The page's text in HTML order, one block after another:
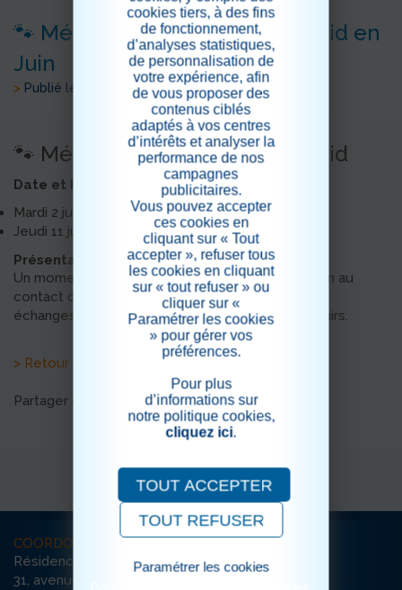
🐾 Médiation animale avec Astrid en
Juin
> Publié le 02/06/2026
🐾 Médiation animale avec Astrid
Date et horaire :
Mardi 2 juin à 14h45 (Unité Protégée)
Jeudi 11 juin à 14h45 (Unité Ouverte)
Présentation :
Un moment privilégié de partage et de stimulation au
contact des animaux, favorisant le bien-être, les
échanges, la communication et l’éveil des souvenirs.
> Retour aux actualités
Partager sur les réseaux sociaux
COORDONNÉES
Résidence Etoile du Matin
31, avenue Damilaville
cookies tiers, à des fins
de fonctionnement,
d’analyses statistiques,
de personnalisation de
votre expérience, afin
de vous proposer des
contenus ciblés
adaptés à vos centres
d’intérêts et analyser la
performance de nos
campagnes
publicitaires.
Vous pouvez accepter
ces cookies en
cliquant sur « Tout
accepter », refuser tous
les cookies en cliquant
sur « tout refuser » ou
cliquer sur «
Paramétrer les cookies
» pour gérer vos
préférences.
Pour plus
d’informations sur
notre politique cookies,
cliquez ici.
TOUT ACCEPTER
TOUT REFUSER
Paramétrer les cookies